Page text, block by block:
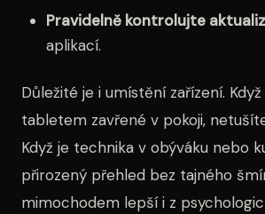
Pravidelně kontrolujte
aplikací.
Důležité je i umístění zařízení.
tabletem zavřené v pokoji,
Když je technika v obýváku nebo
přirozený přehled bez tajného
mimochodem lepší i z